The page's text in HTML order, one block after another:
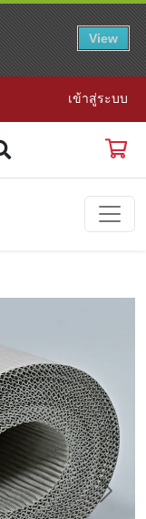
View
เข้าสู่ระบบ
Next